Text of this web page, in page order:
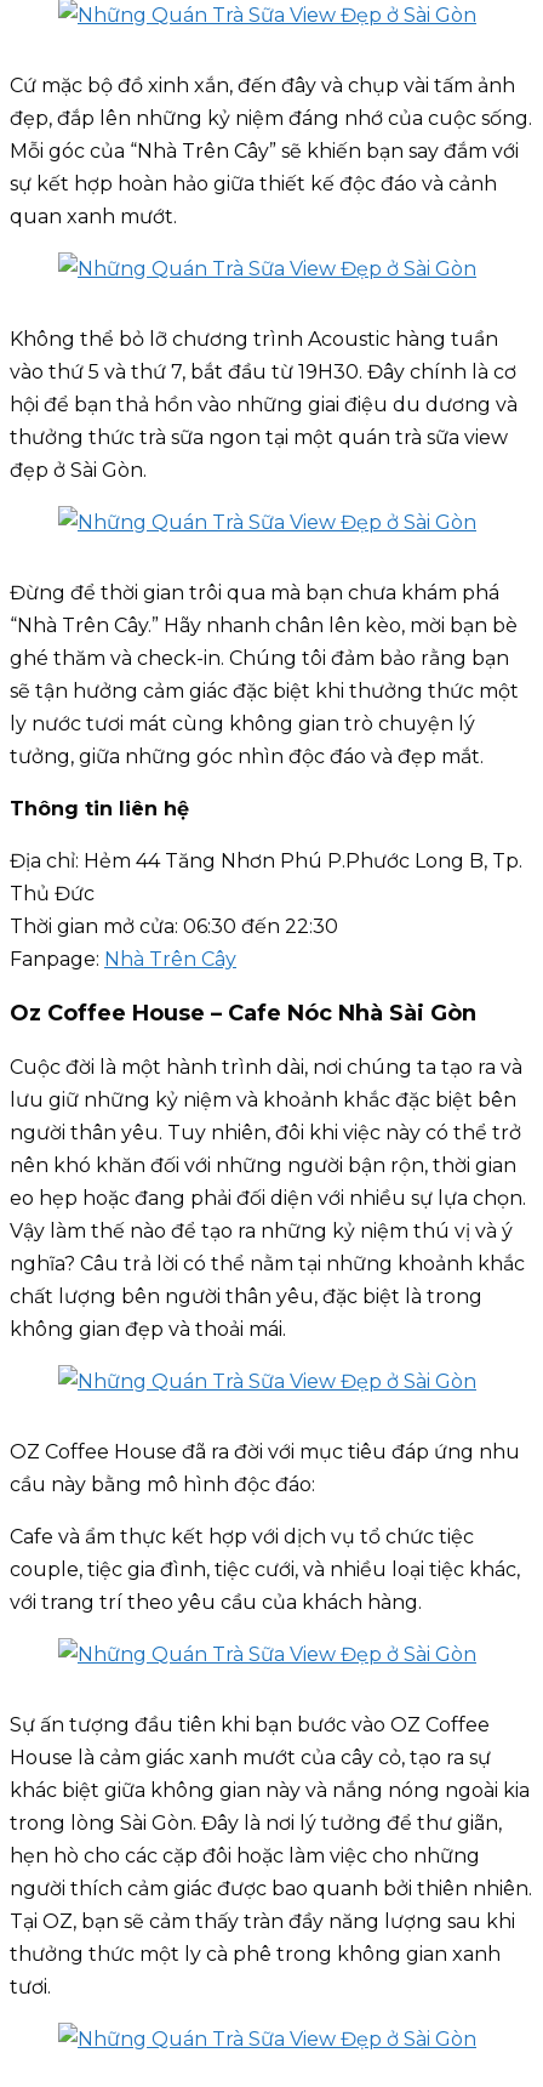
Cứ mặc bộ đồ xinh xắn, đến đây và chụp vài tấm ảnh
đẹp, đắp lên những kỷ niệm đáng nhớ của cuộc sống.
Mỗi góc của “Nhà Trên Cây” sẽ khiến bạn say đắm với
sự kết hợp hoàn hảo giữa thiết kế độc đáo và cảnh
quan xanh mướt.
Không thể bỏ lỡ chương trình Acoustic hàng tuần
vào thứ 5 và thứ 7, bắt đầu từ 19H30. Đây chính là cơ
hội để bạn thả hồn vào những giai điệu du dương và
thưởng thức trà sữa ngon tại một quán trà sữa view
đẹp ở Sài Gòn.
Đừng để thời gian trôi qua mà bạn chưa khám phá
“Nhà Trên Cây.” Hãy nhanh chân lên kèo, mời bạn bè
ghé thăm và check-in. Chúng tôi đảm bảo rằng bạn
sẽ tận hưởng cảm giác đặc biệt khi thưởng thức một
ly nước tươi mát cùng không gian trò chuyện lý
tưởng, giữa những góc nhìn độc đáo và đẹp mắt.
Thông tin liên hệ
Địa chỉ: Hẻm 44 Tăng Nhơn Phú P.Phước Long B, Tp.
Thủ Đức
Thời gian mở cửa: 06:30 đến 22:30
Fanpage: Nhà Trên Cây
Oz Coffee House – Cafe Nóc Nhà Sài Gòn
Cuộc đời là một hành trình dài, nơi chúng ta tạo ra và
lưu giữ những kỷ niệm và khoảnh khắc đặc biệt bên
người thân yêu. Tuy nhiên, đôi khi việc này có thể trở
nên khó khăn đối với những người bận rộn, thời gian
eo hẹp hoặc đang phải đối diện với nhiều sự lựa chọn.
Vậy làm thế nào để tạo ra những kỷ niệm thú vị và ý
nghĩa? Câu trả lời có thể nằm tại những khoảnh khắc
chất lượng bên người thân yêu, đặc biệt là trong
không gian đẹp và thoải mái.
OZ Coffee House đã ra đời với mục tiêu đáp ứng nhu
cầu này bằng mô hình độc đáo:
Cafe và ẩm thực kết hợp với dịch vụ tổ chức tiệc
couple, tiệc gia đình, tiệc cưới, và nhiều loại tiệc khác,
với trang trí theo yêu cầu của khách hàng.
Sự ấn tượng đầu tiên khi bạn bước vào OZ Coffee
House là cảm giác xanh mướt của cây cỏ, tạo ra sự
khác biệt giữa không gian này và nắng nóng ngoài kia
trong lòng Sài Gòn. Đây là nơi lý tưởng để thư giãn,
hẹn hò cho các cặp đôi hoặc làm việc cho những
người thích cảm giác được bao quanh bởi thiên nhiên.
Tại OZ, bạn sẽ cảm thấy tràn đầy năng lượng sau khi
thưởng thức một ly cà phê trong không gian xanh
tươi.